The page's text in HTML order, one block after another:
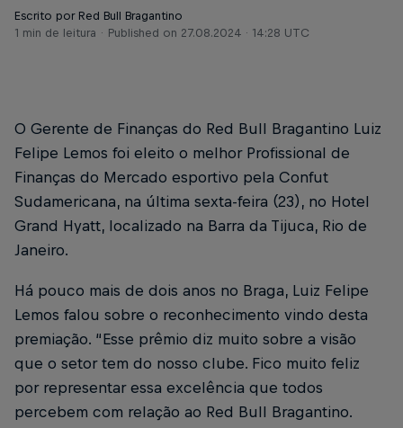
Escrito por Red Bull Bragantino
1 min de leitura
Published on 27.08.2024 · 14:28 UTC
O Gerente de Finanças do Red Bull Bragantino Luiz
Felipe Lemos foi eleito o melhor Profissional de
Finanças do Mercado esportivo pela Confut
Sudamericana, na última sexta-feira (23), no Hotel
Grand Hyatt, localizado na Barra da Tijuca, Rio de
Janeiro.
Há pouco mais de dois anos no Braga, Luiz Felipe
Lemos falou sobre o reconhecimento vindo desta
premiação. “Esse prêmio diz muito sobre a visão
que o setor tem do nosso clube. Fico muito feliz
por representar essa excelência que todos
percebem com relação ao Red Bull Bragantino.